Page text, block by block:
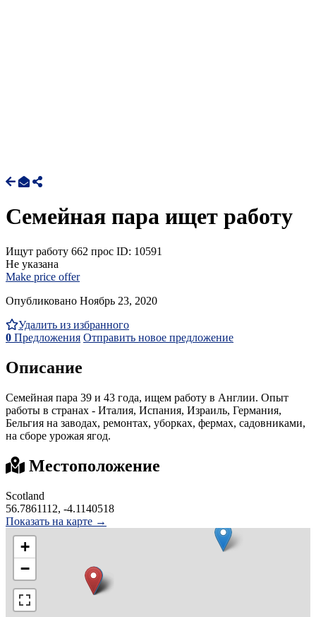
Семейная пара ищет работу
Ищут работу 662 прос ID: 10591
Не указана
Make price offer
Опубликовано Ноябрь 23, 2020
Удалить из избранного
0 Предложения Отправить новое предложение
Описание
Семейная пара 39 и 43 года, ищем работу в Англии. Опыт
работы в странах - Италия, Испания, Израиль, Германия,
Бельгия на заводах, ремонтах, уборках, фермах, садовниками,
на сборе урожая ягод.
Местоположение
Scotland
56.7861112, -4.1140518
Показать на карте →
+
−